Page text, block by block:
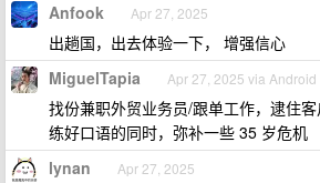
Anfook Apr 27, 2025
出趟国，出去体验一下， 增强信心
MiguelTapia Apr 27, 2025 via Android
找份兼职外贸业务员/跟单工作，逮住
练好口语的同时，弥补一些 35 岁危机
lynan Apr 27, 2025